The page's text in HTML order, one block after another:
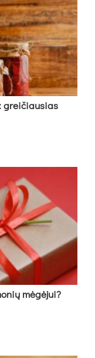
greičiausias
mėgėjui?